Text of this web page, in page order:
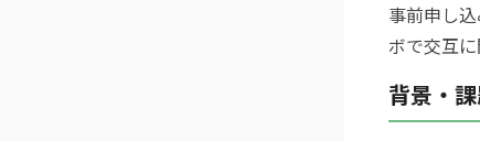
事前申し
ボで交互に
背景・